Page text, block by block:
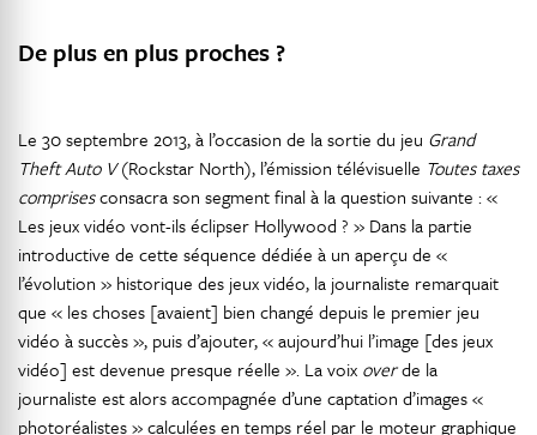
De plus en plus proches ?
Le 30 septembre 2013, à l’occasion de la sortie du jeu Grand
Theft Auto V(Rockstar North), l’émission télévisuelle Toutes taxes
comprisesconsacra son segment final à la question suivante : «
Les jeux vidéo vont-ils éclipser Hollywood ? » Dans la partie
introductive de cette séquence dédiée à un aperçu de «
l’évolution » historique des jeux vidéo, la journaliste remarquait
que « les choses [avaient] bien changé depuis le premier jeu
vidéo à succès », puis d’ajouter, « aujourd’hui l’image [des jeux
vidéo] est devenue presque réelle ». La voix overde la
journaliste est alors accompagnée d’une captation d’images «
photoréalistes » calculées en temps réel par le moteur graphique